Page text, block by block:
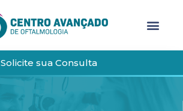
Solicite sua Consulta